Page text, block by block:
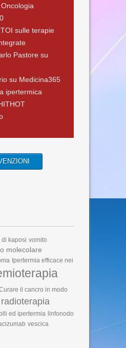
sulle terapie
Pastore su
su Medicina365
ipertermica
di kaposi vomito
molecolare
Ipertermia efficace nei
il cancro in modo
radioterapia
ed ipertermia linfonodo
vescica